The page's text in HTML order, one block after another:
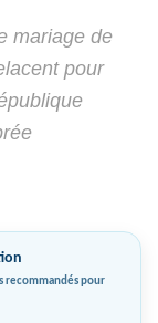
mariage de
pour
recommandés pour